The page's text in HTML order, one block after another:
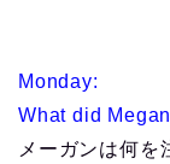
Monday:
What did
メーガンは何を